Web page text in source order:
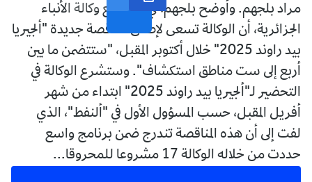
مراد بلجهم. وأوضح بلجهم، في حوار مع وكالة الأنباء
الجزائرية، أن الوكالة تسعى لإطلاق مناقصة جديدة "ألجيريا
بيد راوند 2025" خلال أكتوبر المقبل، "ستتضمن ما بين
أربع إلى ست مناطق استكشاف". وستشرع الوكالة في
التحضير لـ"ألجيريا بيد راوند 2025" ابتداء من شهر
أفريل المقبل، حسب المسؤول الأول في "ألنفط"، الذي
لفت إلى أن هذه المناقصة تندرج ضمن برنامج واسع
حددت من خلاله الوكالة 17 مشروعا للمحروقا...